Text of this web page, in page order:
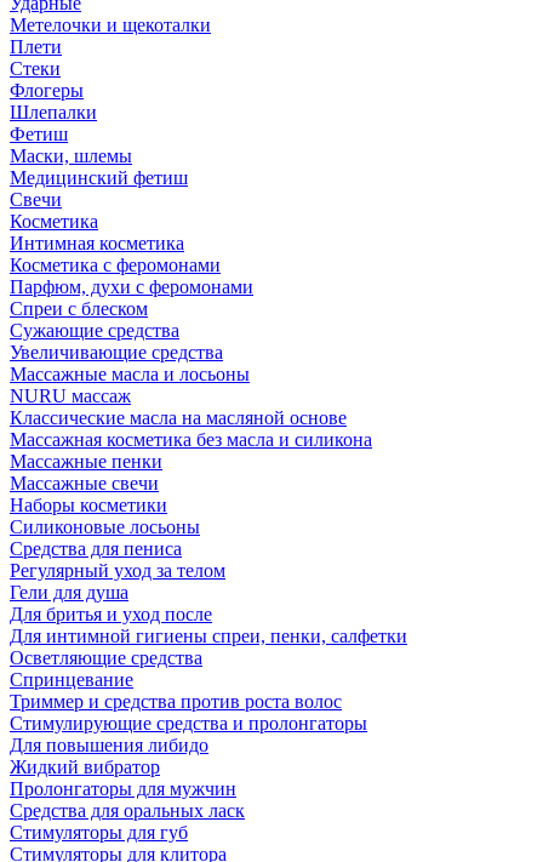
Метелочки и щекоталки
Плети
Стеки
Флогеры
Шлепалки
Фетиш
Маски, шлемы
Медицинский фетиш
Свечи
Косметика
Интимная косметика
Косметика с феромонами
Парфюм, духи с феромонами
Спреи с блеском
Сужающие средства
Увеличивающие средства
Массажные масла и лосьоны
NURU массаж
Классические масла на масляной основе
Массажная косметика без масла и силикона
Массажные пенки
Массажные свечи
Наборы косметики
Силиконовые лосьоны
Средства для пениса
Регулярный уход за телом
Гели для душа
Для бритья и уход после
Для интимной гигиены спреи, пенки, салфетки
Осветляющие средства
Спринцевание
Триммер и средства против роста волос
Стимулирующие средства и пролонгаторы
Для повышения либидо
Жидкий вибратор
Пролонгаторы для мужчин
Средства для оральных ласк
Стимуляторы для губ
Стимуляторы для клитора